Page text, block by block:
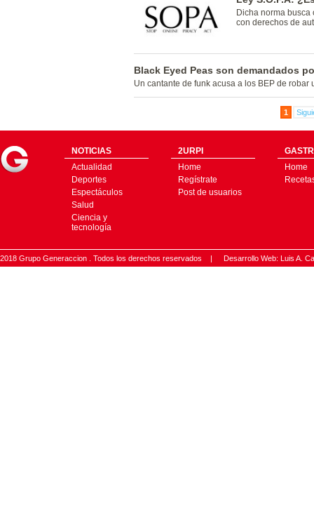
Dicha norma
con derechos de
Black Eyed Peas son demandados
Un cantante de funk acusa a los BEP de
1
NOTICIAS
Actualidad
Deportes
Espectáculos
Salud
Ciencia y
tecnología
2URPI
Home
Regístrate
Post de usuarios
Home
2018 Grupo Generaccion . Todos los derechos reservados | Desarrollo Web: Luis